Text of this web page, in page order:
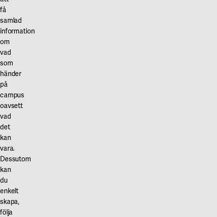
Stockholms
universitet.
anpassad
för
huset.
vad
det
få
samlad
information
om
vad
som
händer
på
campus
oavsett
vad
det
kan
vara.
Dessutom
kan
du
enkelt
skapa,
följa